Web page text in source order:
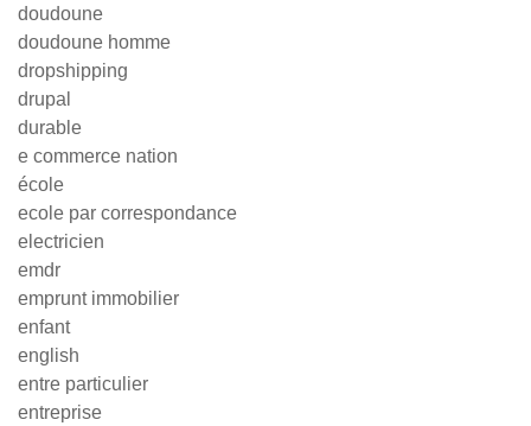
doudoune
doudoune homme
dropshipping
drupal
durable
e commerce nation
école
ecole par correspondance
electricien
emdr
emprunt immobilier
enfant
english
entre particulier
entreprise